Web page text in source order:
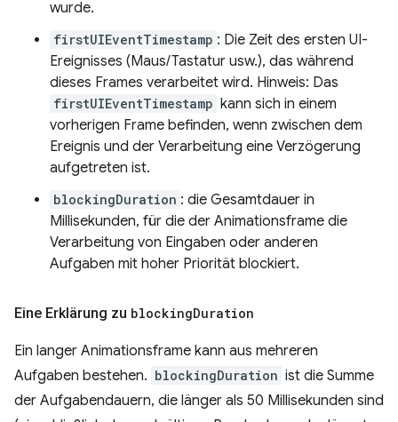
wurde.
firstUIEventTimestamp : Die Zeit des ersten UI-
Ereignisses (Maus/Tastatur usw.), das während
dieses Frames verarbeitet wird. Hinweis: Das
firstUIEventTimestamp kann sich in einem
vorherigen Frame befinden, wenn zwischen dem
Ereignis und der Verarbeitung eine Verzögerung
aufgetreten ist.
blockingDuration : die Gesamtdauer in
Millisekunden, für die der Animationsframe die
Verarbeitung von Eingaben oder anderen
Aufgaben mit hoher Priorität blockiert.
Eine Erklärung zu blockingDuration
Ein langer Animationsframe kann aus mehreren
Aufgaben bestehen. blockingDuration ist die Summe
der Aufgabendauern, die länger als 50 Millisekunden sind